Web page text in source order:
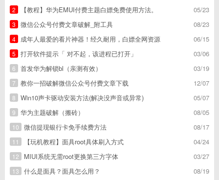
05/23
2
【教程】华为EMUI付费主题白嫖免费使用方法。
08/23
3
微信公众号付费文章破解_附工具
06/15
4
成年人最爱的看片神器！经久耐用，白嫖全网资源
03/06
5
打开软件提示「 对不起，该进程已打开」
03/19
6
首发华为解锁bl（亲测有效）
12/07
7
教你一招破解微信公众号付费文章下载
05/07
8
Win10声卡驱动安装方法(解决没声音或异常)
08/05
9
华为主题破解（搬砖）
08/17
10
微信提现银行卡免手续费方法
04/24
11
【玩机教程】面具root具体刷入方式
03/27
12
MIUI系统无需root更换第三方字体
08/19
13
什么是面具？面具怎么用？